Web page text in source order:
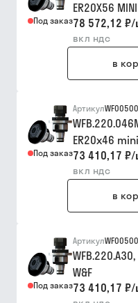
Под заказ
ER20X56
78 572,12 ₽/
вкл ндс
в
Под заказ
Артикул
ER20x46
73 410,17 ₽/
вкл ндс
в
Под заказ
Артикул
W&F
73 410,17 ₽/